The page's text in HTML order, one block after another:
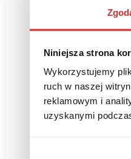
Niniejsza strona
Wykorzystujemy
ruch w naszej
reklamowym i
uzyskanymi
Dzięki PCG
prezentacji oferty
systemami
System wspiera
kolejne edycje
Korzyści